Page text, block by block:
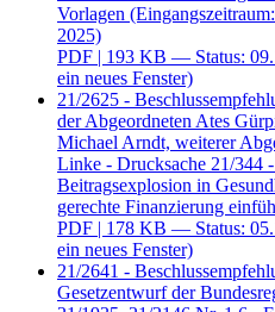
Vorlagen
2025)
PDF | 193 KB — Status:
ein neues Fenster)
21/2625 -
der Abgeordneten Ates
Michael Arndt, weiterer
Linke - Drucksache 21/344
Beitragsexplosion in
gerechte Finanzierung
PDF | 178 KB — Status:
ein neues Fenster)
21/2641 -
Gesetzentwurf der